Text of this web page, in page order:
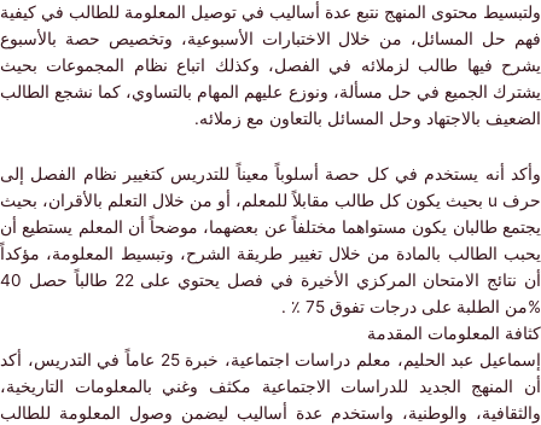
محتوى المنهج نتبع عدة أساليب في توصيل المعلومة للطالب في كيفية
المسائل، من خلال الاختبارات الأسبوعية، وتخصيص حصة بالأسبوع
فيها طالب لزملائه في الفصل، وكذلك اتباع نظام المجموعات بحيث
الجميع في حل مسألة، ونوزع عليهم المهام بالتساوي، كما نشجع الطالب
بالاجتهاد وحل المسائل بالتعاون مع زملائه.
أنه يستخدم في كل حصة أسلوباً معيناً للتدريس كتغيير نظام الفصل إلى
حرف u بحيث يكون كل طالب مقابلاً للمعلم، أو من خلال التعلم بالأقران، بحيث
طالبان يكون مستواهما مختلفاً عن بعضهما، موضحاً أن المعلم يستطيع أن
الطالب بالمادة من خلال تغيير طريقة الشرح، وتبسيط المعلومة، مؤكداً
على درجات تفوق 75 ٪ ‪.‬
المعلومات المقدمة
إسماعيل عبد الحليم، معلم دراسات اجتماعية، خبرة 25 عاماً في التدريس، أكد
الجديد للدراسات الاجتماعية مكثف وغني بالمعلومات التاريخية،
والوطنية، واستخدم عدة أساليب ليضمن وصول المعلومة للطالب